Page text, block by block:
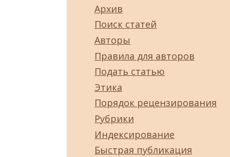
Архив
Поиск статей
Авторы
Правила для авторов
Подать статью
Этика
Порядок рецензирования
Рубрики
Индексирование
Быстрая публикация